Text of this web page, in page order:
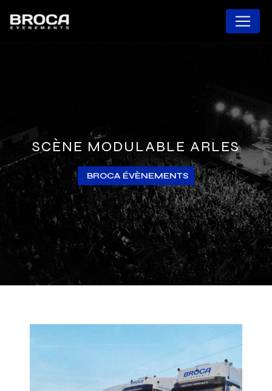
SCÈNE MODULABLE ARLES
BROCA ÉVÈNEMENTS